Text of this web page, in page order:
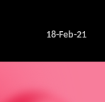
18-Feb-21